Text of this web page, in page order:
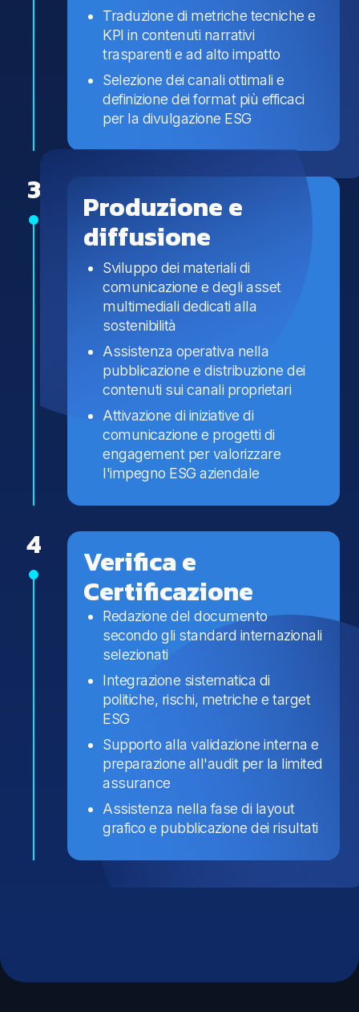
Traduzione di metriche tecniche e
KPI in contenuti narrativi
trasparenti e ad alto impatto
Selezione dei canali ottimali e
definizione dei format più efficaci
per la divulgazione ESG
3 Produzione e
diffusione
Sviluppo dei materiali di
comunicazione e degli asset
multimediali dedicati alla
sostenibilità
Assistenza operativa nella
pubblicazione e distribuzione dei
contenuti sui canali proprietari
Attivazione di iniziative di
comunicazione e progetti di
engagement per valorizzare
l'impegno ESG aziendale
4 Verifica e
Certificazione
Redazione del documento
secondo gli standard internazionali
selezionati
Integrazione sistematica di
politiche, rischi, metriche e target
ESG
Supporto alla validazione interna e
preparazione all'audit per la limited
assurance
Assistenza nella fase di layout
grafico e pubblicazione dei risultati